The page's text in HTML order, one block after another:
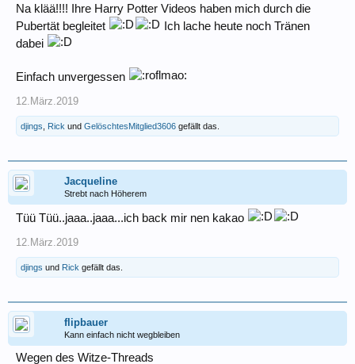
Na klää!!!! Ihre Harry Potter Videos haben mich durch die
Pubertät begleitet
Ich lache heute noch Tränen
dabei
Einfach unvergessen
12.März.2019
djings Rick und GelöschtesMitglied3606 gefällt das.
Jacqueline
Strebt nach Höherem
Tüü Tüü..jaaa..jaaa...ich back mir nen kakao
12.März.2019
djings und Rick gefällt das.
flipbauer
Kann einfach nicht wegbleiben
Wegen des Witze-Threads